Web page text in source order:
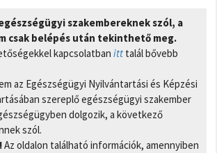
szakembereknek szól, a
csak belépés után tekinthető meg.
kapcsolatban itt talál bővebb
az Egészségügyi Nyilvántartási és Képzési
szereplő egészségügyi szakember
dolgozik, a következő
szól.
Az oldalon található információk, amennyiben